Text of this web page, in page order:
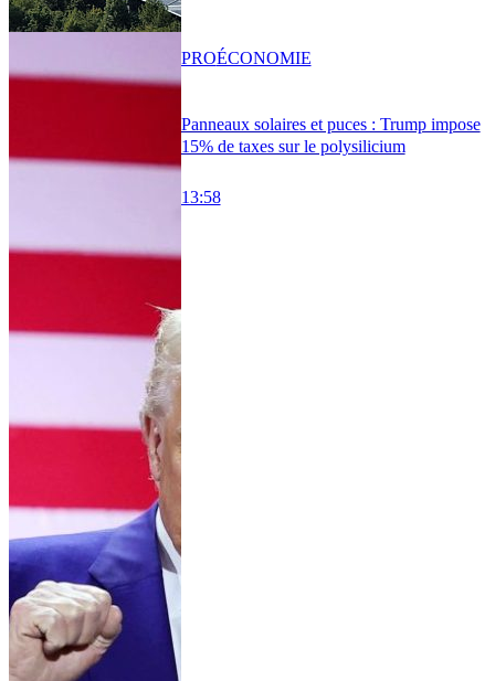
Panneaux solaires et puces : Trump impose
15% de taxes sur le polysilicium
13:58
PROÉCONOMIE